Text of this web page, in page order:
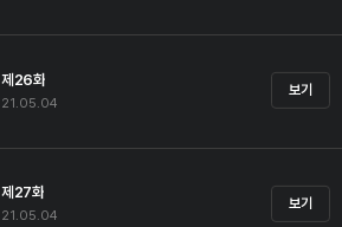
제26화
21.05.04
보기
제27화
21.05.04
보기